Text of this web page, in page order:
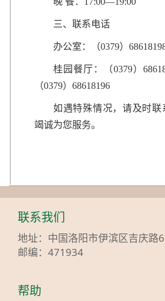
三、联系电话
办公室：（0379）68618198
桂园餐厅：（0379）
（0379）68618196
如遇特殊情况，请及时联
竭诚为您服务。
联系我们
地址：中国洛阳市伊滨区吉庆路
邮编：471934
帮助